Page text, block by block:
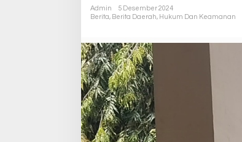
Admin
5 Desember 2024
Berita, Berita Daerah, Hukum Dan Keamanan